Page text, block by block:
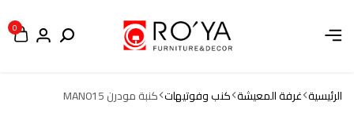
0
الرئيسية غرفة المعيشة كنب وفوتيهات كنبة مودرن MAN015